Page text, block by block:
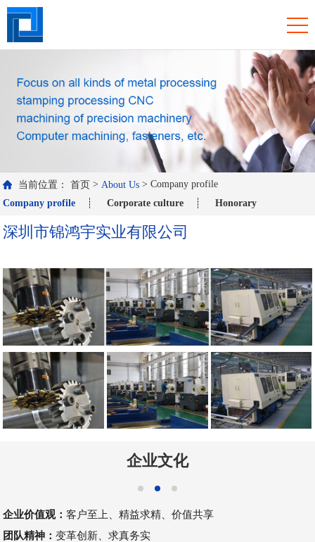
当前位置： 首页 > About Us >Company profile
Company profile
Corporate culture Honorary
深圳市锦鸿宇实业有限公司
企业文化
企业价值观：客户至上、精益求精、价值共享
团队精神：变革创新、求真务实